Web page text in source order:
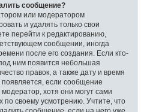
сообщение?
или модератором
и удалять только свои
перейти к редактированию,
сообщении, иногда
после его создания. Если кто-
ним появится небольшая
правок, а также дату и время
если сообщение
хотя они могут сами
своему усмотрению. Учтите, что